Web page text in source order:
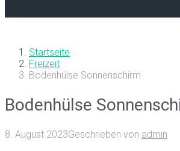
Startseite
Freizeit
Bodenhülse Sonnenschirm
Bodenhülse
8. August 2023Geschrieben von admin